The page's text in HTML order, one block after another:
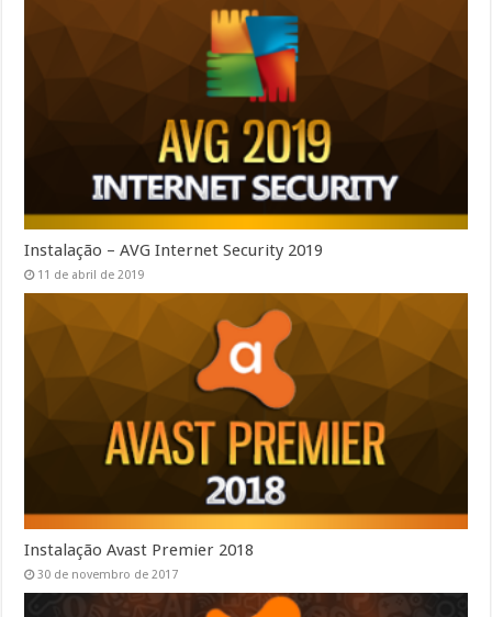
Instalação – AVG Internet Security 2019
11 de abril de 2019
Instalação Avast Premier 2018
30 de novembro de 2017